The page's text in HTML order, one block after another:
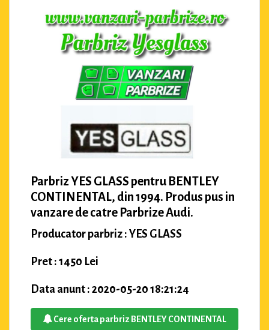
Parbriz YES GLASS pentru BENTLEY
CONTINENTAL, din 1994. Produs pus in
vanzare de catre Parbrize Audi.
Producator parbriz : YES GLASS
Pret : 1450 Lei
Data anunt : 2020-05-20 18:21:24
Cere oferta parbriz BENTLEY CONTINENTAL